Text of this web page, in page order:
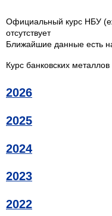
Официальный курс НБУ
отсутствует
Ближайшие данные есть
Курс банковских
2026
2025
2024
2023
2022